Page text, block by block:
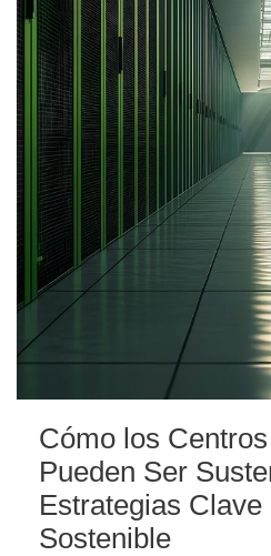
Cómo los
Pueden Ser
Estrategias
Sostenible